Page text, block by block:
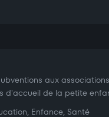
aux
d'accueil de la petite
Enfance, Santé